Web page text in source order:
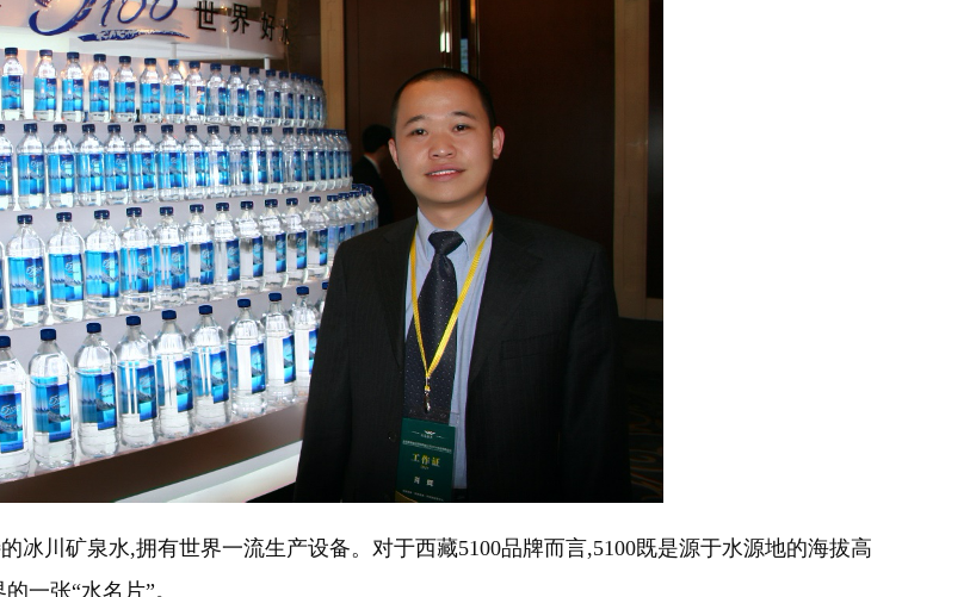
冰川矿泉水,拥有世界一流生产设备。对于西藏5100品牌而言,5100既是源于水源地的海拔高
一张“水名片”。